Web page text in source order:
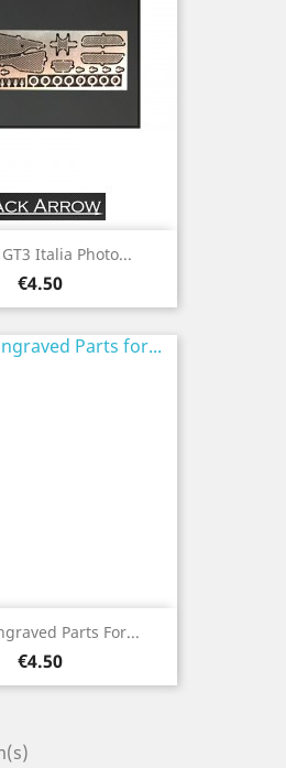
Italia Photo...
Price
€4.50
Parts For...
Price
€4.50